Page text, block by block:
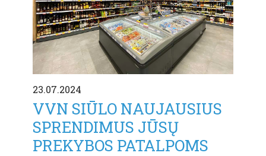
23.07.2024
VVN SIŪLO NAUJAUSIUS
SPRENDIMUS JŪSŲ
PREKYBOS PATALPOMS